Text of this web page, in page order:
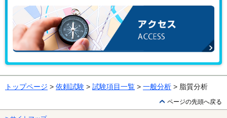
トップページ > 依頼試験 > 試験項目一覧 > 一般分析 > 脂質分析
ページの先頭へ戻る